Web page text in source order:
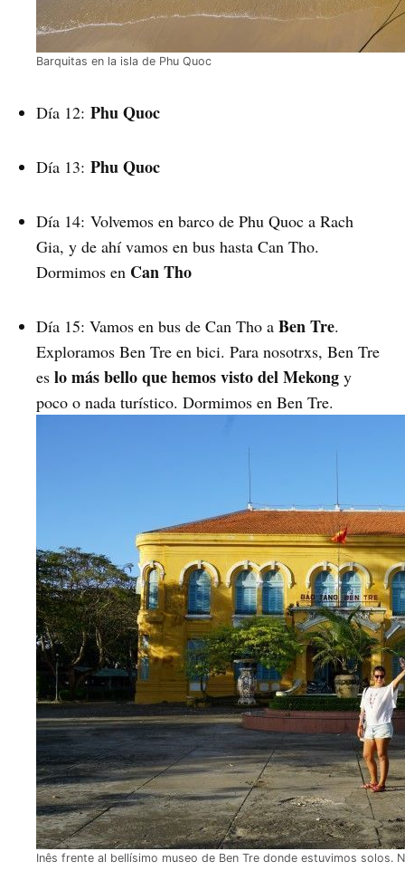
Barquitas en la isla de Phu Quoc
Día 12:Phu Quoc
Día 13:Phu Quoc
Día 14: Volvemos en barco de Phu Quoc a Rach
Gia, y de ahí vamos en bus hasta Can Tho.
Dormimos en Can Tho
Día 15: Vamos en bus de Can Tho aBen Tre.
Exploramos Ben Tre en bici. Para nosotrxs, Ben Tre
eslo más bello que hemos visto del Mekong y
poco o nada turístico. Dormimos en Ben Tre.
Inês frente al bellísimo museo de Ben Tre donde estuvimos solos.